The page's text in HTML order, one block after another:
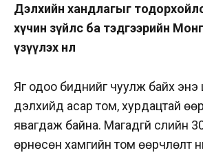
Дэлхийн хандлагыг
хүчин зүйлс ба тэдгээрийн
үзүүлэх нөлөө
Яг одоо биднийг чуулж байх энэ
дэлхийд асар том, хурдацтай
явагдаж байна. Магадгүй сүүлийн
өрнөсөн хамгийн том өөрчлөлт